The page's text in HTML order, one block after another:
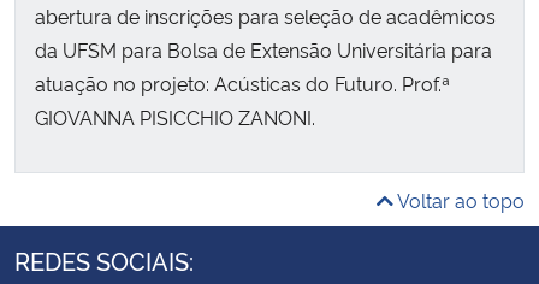
abertura de inscrições para seleção de acadêmicos
da UFSM para Bolsa de Extensão Universitária para
atuação no projeto: Acústicas do Futuro. Prof.ª
GIOVANNA PISICCHIO ZANONI.
Voltar ao topo
REDES SOCIAIS: